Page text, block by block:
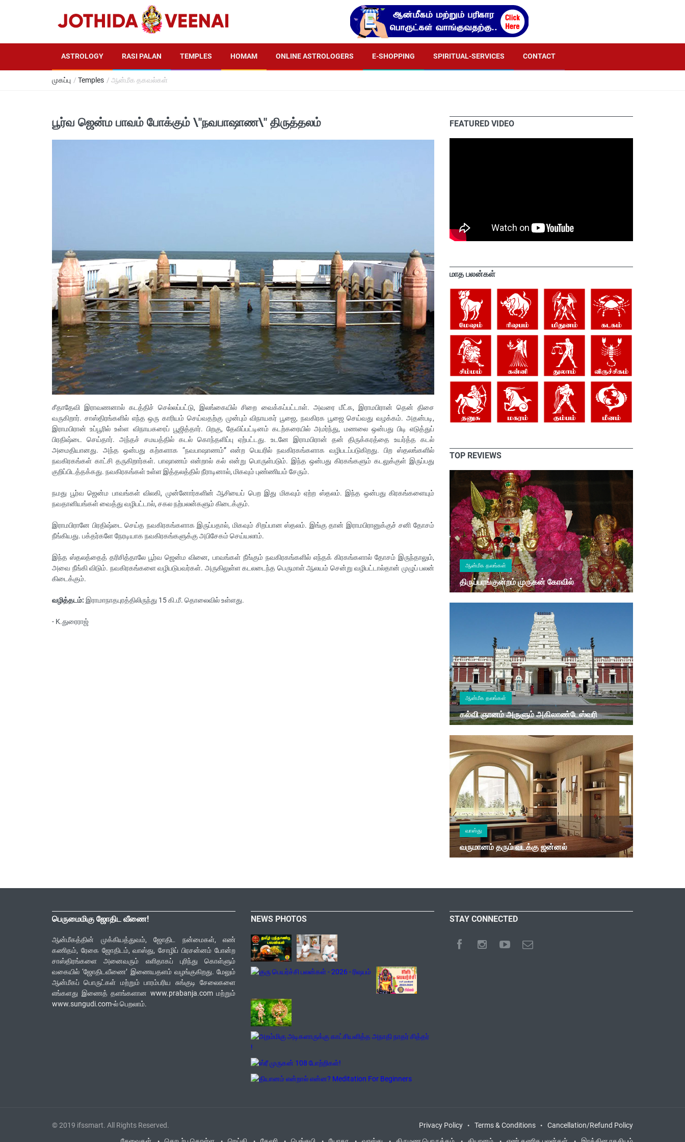
ASTROLOGY RASI PALAN TEMPLES HOMAM ONLINE ASTROLOGERS E-SHOPPING SPIRITUAL-SERVICES CONTACT
முகப்பு / Temples / ஆன்மீக தகவல்கள்
பூர்வ ஜென்ம பாவம் போக்கும் \"நவபாஷாண\" திருத்தலம்
சீதாதேவி இராவணனால் கடத்திச் செல்லப்பட்டு, இலங்கையில் சிறை வைக்கப்பட்டாள். அவரை மீட்க, இராமபிரான் தென் திசை
வருகிறார். சாஸ்திரங்களில் எந்த ஒரு காரியம் செய்வதற்கு முன்பும் விநாயகர் பூஜை, நவகிரக பூஜை செய்வது வழக்கம். அதன்படி,
இராமபிரான் உப்பூரில் உள்ள விநாயகரைப் பூஜித்தார். பிறகு, தேவிப்பட்டினம் கடற்கரையில் அமர்ந்து, மணலை ஒன்பது பிடி எடுத்துப்
பிரதிஷ்டை செய்தார். அந்தச் சமயத்தில் கடல் கொந்தளிப்பு ஏற்பட்டது. உடனே இராமபிரான் தன் திருக்கரத்தை உயர்த்த கடல்
அமைதியானது. அந்த ஒன்பது கற்களாக “நவபாஷாணம்” என்ற பெயரில் நவகிரகங்களாக வழிபடப்படுகிறது. பிற ஸ்தலங்களில்
நவகிரகங்கள் காட்சி தருகிறார்கள். பாஷாணம் என்றால் கல் என்று பொருள்படும். இந்த ஒன்பது கிரகங்களும் கடலுக்குள் இருப்பது
குறிப்பிடத்தக்கது. நவகிரகங்கள் உள்ள இத்தலத்தில் நீராடினால், மிகவும் புண்ணியம் சேரும்.
நமது பூர்வ ஜென்ம பாவங்கள் விலகி, முன்னோர்களின் ஆசியைப் பெற இது மிகவும் ஏற்ற ஸ்தலம். இந்த ஒன்பது கிரகங்களையும்
நவதானியங்கள் வைத்து வழிபட்டால், சகல நற்பலன்களும் கிடைக்கும்.
இராமபிரானே பிரதிஷ்டை செய்த நவகிரகங்களாக இருப்பதால், மிகவும் சிறப்பான ஸ்தலம். இங்கு தான் இராமபிரானுக்குச் சனி தோசம்
நீங்கியது. பக்தர்களே நேரடியாக நவகிரகங்களுக்கு அபிசேகம் செய்யலாம்.
இந்த ஸ்தலத்தைத் தரிசித்தாலே பூர்வ ஜென்ம வினை, பாவங்கள் நீங்கும் நவகிரகங்களில் எந்தக் கிரகங்களால் தோசம் இருந்தாலும்,
அவை நீங்கி விடும். நவகிரகங்களை வழிபடுபவர்கள். அருகிலுள்ள கடலடைந்த பெருமாள் ஆலயம் சென்று வழிபட்டால்தான் முழுப் பலன்
கிடைக்கும்.
வழித்தடம்: இராமாநாதபுரத்திலிருந்து 15 கி.மீ. தொலைவில் உள்ளது.
- K.துரைராஜ்
FEATURED VIDEO
மாத பலன்கள்
TOP REVIEWS
ஆன்மீக தலங்கள்
திருப்பரங்குன்றம் முருகன் கோவில்
ஆன்மீக தலங்கள்
கல்வி ஞானம் அருளும் அகிலாண்டேஸ்வரி
வாஸ்து
வருமானம் தரும் வடக்கு ஜன்னல்
பெருமைமிகு ஜோதிட வீணை!
ஆன்மீகத்தின் முக்கியத்துவம், ஜோதிட நன்மைகள், எண்
கணிதம், ரேகை ஜோதிடம், வாஸ்து, சோழிப் பிரசன்னம் போன்ற
சாஸ்திரங்களை அனைவரும் எளிதாகப் புரிந்து கொள்ளும்
வகையில் ‘ஜோதிடவீணை’ இணையதளம் வழங்குகிறது. மேலும்
ஆன்மீகப் பொருட்கள் மற்றும் பாரம்பரிய சுங்குடி சேலைகளை
எங்களது இணைத் தளங்களான www.prabanja.com மற்றும்
www.sungudi.com-ல் பெறலாம்.
NEWS PHOTOS STAY CONNECTED
© 2019 ifssmart. All Rights Reserved. Privacy Policy Terms & Conditions
Cancellation/Refund Policy